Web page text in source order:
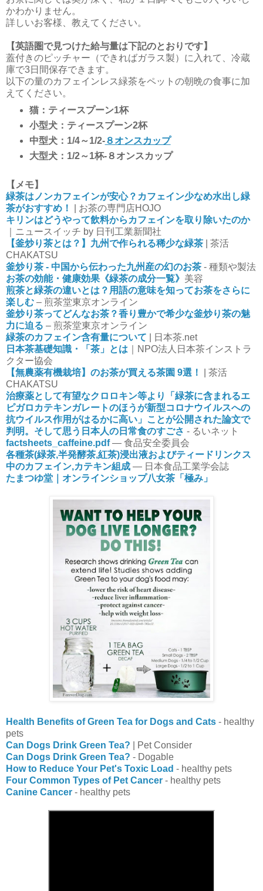
かわかりません。
詳しいお客様、教えてください。
【英語圏で見つけた給与量は下記のとおりです】
蓋付きのピッチャー（できればガラス製）に入れて、冷蔵
庫で3日間保存できます。
以下の量のカフェインレス緑茶をペットの朝晩の食事に加
えてください。
猫：ティースプーン1杯
小型犬：ティースプーン2杯
中型犬：1/4～1/2-８オンスカップ
大型犬：1/2～1杯-８オンスカップ
【メモ】
緑茶はノンカフェインが安心？カフェイン少なめ水出し緑
茶がおすすめ！
| お茶の専門店HOJO
キリンはどうやって飲料からカフェインを取り除いたのか
｜ニュースイッチ by 日刊工業新聞社
【釜炒り茶とは？】九州で作られる稀少な緑茶
| 茶活
CHAKATSU
釜炒り茶 - 中国から伝わった九州産の幻のお茶 - 種類や製法
お茶の効能・健康効果《緑茶の成分一覧》 美容
煎茶と緑茶の違いとは？用語の意味を知ってお茶をさらに
楽しむ – 煎茶堂東京オンライン
釜炒り茶ってどんなお茶？香り豊かで希少な釜炒り茶の魅
力に迫る – 煎茶堂東京オンライン
緑茶のカフェイン含有量について | 日本茶.net
日本茶基礎知識・「茶」とは ｜NPO法人日本茶インストラ
クター協会
【無農薬有機栽培】のお茶が買える茶園 9選！
| 茶活
CHAKATSU
治療薬として有望なクロロキン等より「緑茶に含まれるエ
ピガロカテキンガレートのほうが新型コロナウイルスへの
抗ウイルス作用がはるかに高い」ことが公開された論文で
判明。そして思う日本人の日常食のすごさ - るいネット
factsheets_caffeine.pdf― 食品安全委員会
各種茶(緑茶,半発酵茶,紅茶)浸出液およびティードリンクス
中のカフェイン,カテキン組成 ― 日本食品工業学会誌
たまつゆ堂｜オンラインショップ八女茶「極み」
Health Benefits of Green Tea for Dogs and Cats - healthy
pets
Can Dogs Drink Green Tea? | Pet Consider
Can Dogs Drink Green Tea? - Dogable
How to Reduce Your Pet's Toxic Load - healthy pets
Four Common Types of Pet Cancer - healthy pets
Canine Cancer - healthy pets